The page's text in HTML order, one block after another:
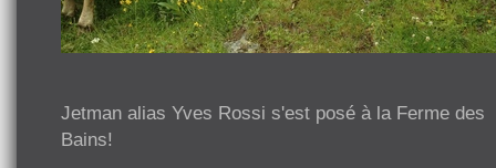
Jetman alias Yves Rossi s'est posé à la Ferme des
Bains!